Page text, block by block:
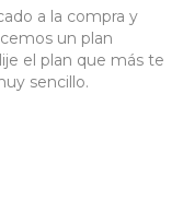
a la compra y
un plan
el plan que más te
sencillo.